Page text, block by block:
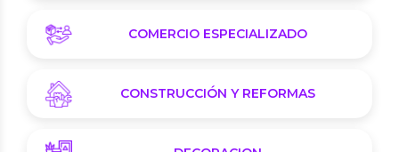
COMERCIO ESPECIALIZADO
CONSTRUCCIÓN Y REFORMAS